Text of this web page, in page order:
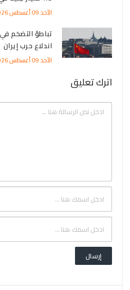
الأحد 09 أغسطس 2026-11:46
تباطؤ التضخم
اندلاع حرب إيران
الأحد 09 أغسطس 2026-11:35
اترك تعليق